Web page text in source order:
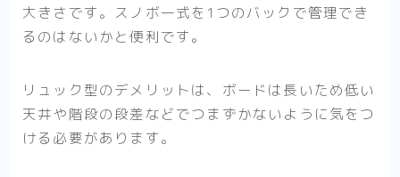
大きさです。スノボ一式を1つのバックで管理でき
るのはないかと便利です。
リュック型のデメリットは、ボードは長いため低い
天井や階段の段差などでつまずかないように気をつ
ける必要があります。